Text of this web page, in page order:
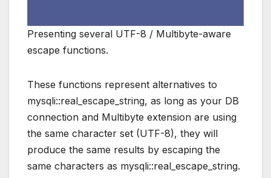
Presenting several UTF-8 / Multibyte-aware
escape functions.
These functions represent alternatives to
mysqli::real_escape_string, as long as your DB
connection and Multibyte extension are using
the same character set (UTF-8), they will
produce the same results by escaping the
same characters as mysqli::real_escape_string.